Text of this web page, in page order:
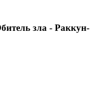
зла - Раккун-